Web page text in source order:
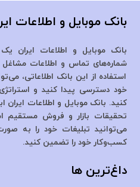
بانک موبایل و اطلاعات
بانک موبایل و اطلاعات ایران
شماره‌های تماس و اطلاعات مشاغل
استفاده از این بانک اطلاعاتی،
خود دسترسی پیدا کنید و
کنید. بانک موبایل و اطلاعات ایران
تحقیقات بازار و فروش مستقیم
می‌توانید تبلیغات خود را به
کسب‌وکار خود را تضمین کنید.
داغ‌ترین ها